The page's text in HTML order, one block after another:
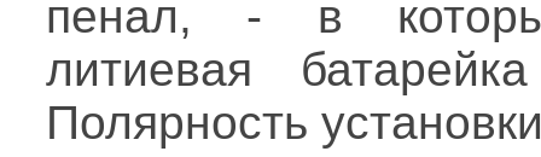
пенал, - в
литиевая
Полярность